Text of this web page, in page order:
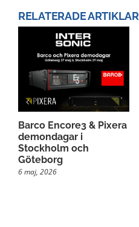
RELATERADE ARTIKLAR
Barco Encore3 & Pixera
demondagar i
Stockholm och
Göteborg
6 maj, 2026